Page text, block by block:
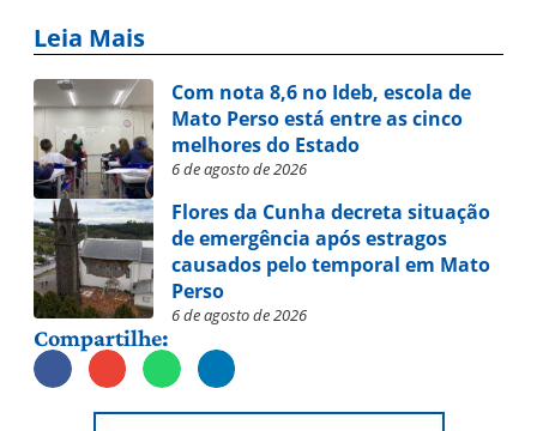
Leia Mais
Com nota 8,6 no Ideb, escola de
Mato Perso está entre as cinco
melhores do Estado
6 de agosto de 2026
Flores da Cunha decreta situação
de emergência após estragos
causados pelo temporal em Mato
Perso
6 de agosto de 2026
Compartilhe: